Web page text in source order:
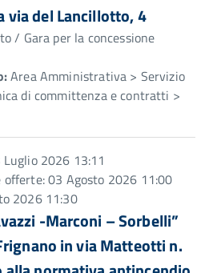
via del Lancillotto, 4
/ Gara per la concessione
Area Amministrativa > Servizio
di committenza e contratti >
2026 13:11
offerte: 03 Agosto 2026 11:00
2026 11:30
-Marconi – Sorbelli”
in via Matteotti n.